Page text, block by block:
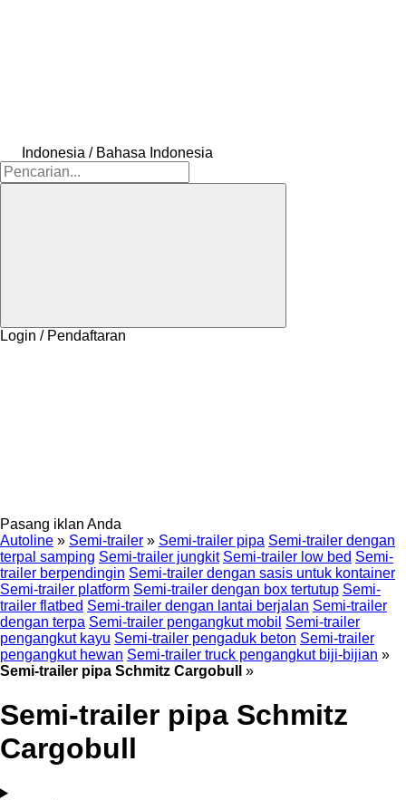
Indonesia / Bahasa Indonesia
Login / Pendaftaran
Pasang iklan Anda
Autoline » Semi-trailer » Semi-trailer pipa Semi-trailer dengan
terpal samping Semi-trailer jungkit Semi-trailer low bed Semi-
trailer berpendingin Semi-trailer dengan sasis untuk kontainer
Semi-trailer platform Semi-trailer dengan box tertutup Semi-
trailer flatbed Semi-trailer dengan lantai berjalan Semi-trailer
dengan terpa Semi-trailer pengangkut mobil Semi-trailer
pengangkut kayu Semi-trailer pengaduk beton Semi-trailer
pengangkut hewan Semi-trailer truck pengangkut biji-bijian »
Semi-trailer pipa Schmitz Cargobull
»
Semi-trailer pipa Schmitz
Cargobull